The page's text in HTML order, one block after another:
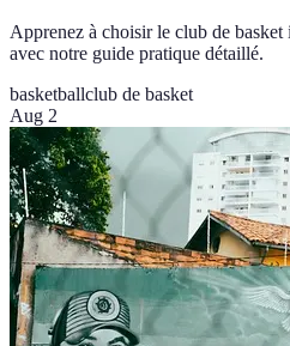
Apprenez à choisir le club de
avec notre guide pratique détaillé.
basketballclub de basket
Aug 2